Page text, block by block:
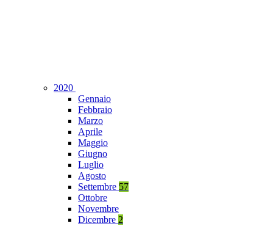
2020
Gennaio
Febbraio
Marzo
Aprile
Maggio
Giugno
Luglio
Agosto
Settembre 57
Ottobre
Novembre
Dicembre 2